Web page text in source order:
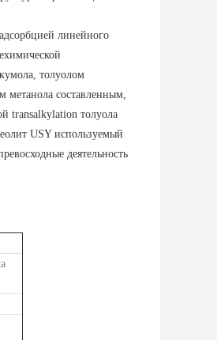
линейного
толуолом
метанола составленным,
transalkylation толуола
USY используемый
деятельность